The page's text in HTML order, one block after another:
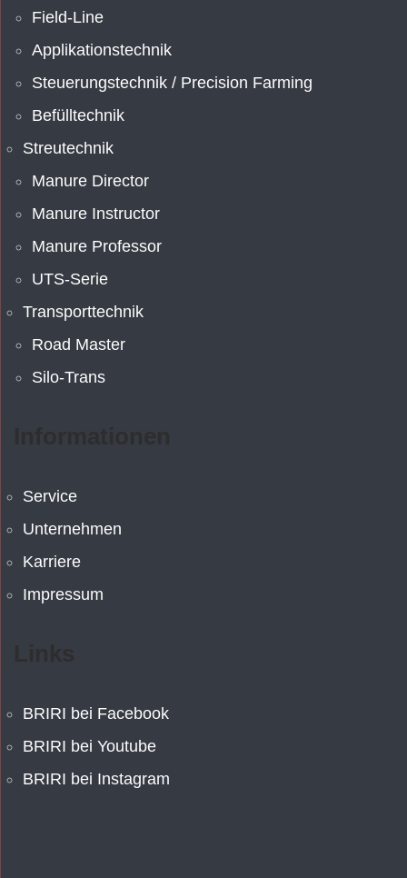
Field-Line
Applikationstechnik
Steuerungstechnik / Precision Farming
Befülltechnik
Streutechnik
Manure Director
Manure Instructor
Manure Professor
UTS-Serie
Transporttechnik
Road Master
Silo-Trans
Service
Unternehmen
Karriere
Impressum
BRIRI bei Facebook
BRIRI bei Youtube
BRIRI bei Instagram